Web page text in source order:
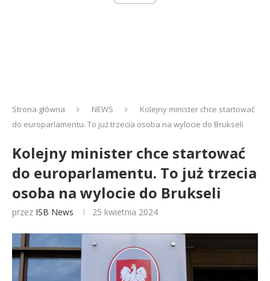
Strona główna NEWS
Kolejny minister chce startować
do europarlamentu. To już trzecia osoba na wylocie do Brukseli
Kolejny minister chce startować
do europarlamentu. To już trzecia
osoba na wylocie do Brukseli
przez ISB News 25 kwietnia 2024